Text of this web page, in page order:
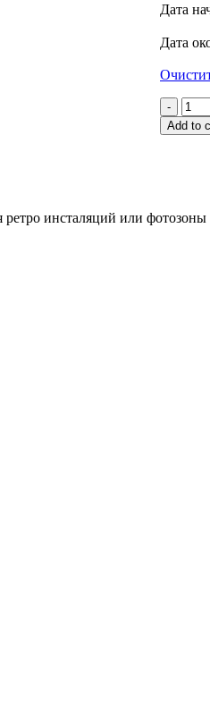
Дата
Дата
Add to
инсталяций или